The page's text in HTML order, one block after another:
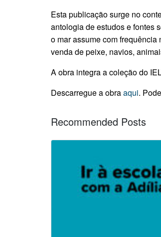
Esta publicação surge no
antologia de estudos e fontes
o mar assume com
venda de peixe, navios,
A obra integra a coleção do
Descarregue a obraaqui.
Recommended Posts